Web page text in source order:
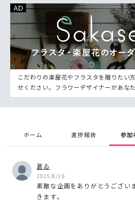
こだわりの楽屋花やフラスタを贈りたい
せください。フラワーデザイナーがあな
ホーム 進捗報告 参加
蒼ゐ
2025/8/16
素敵な企画をありがとうござい
きます。